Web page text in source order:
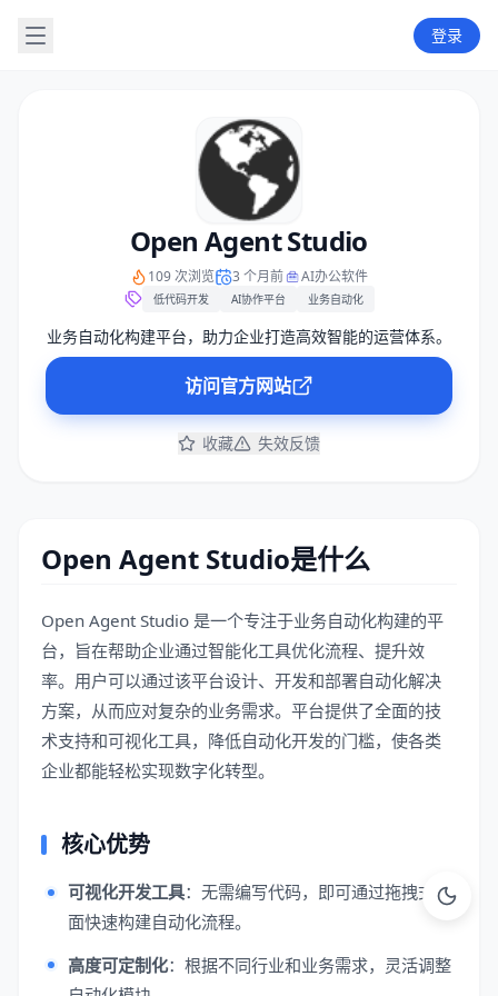
登录
Open Agent Studio
109 次浏览 3 个月前 AI办公软件
低代码开发 AI协作平台 业务自动化
业务自动化构建平台，助力企业打造高效智能的运营体系。
访问官方网站
收藏 失效反馈
Open Agent Studio是什么
Open Agent Studio 是一个专注于业务自动化构建的平
台，旨在帮助企业通过智能化工具优化流程、提升效
率。用户可以通过该平台设计、开发和部署自动化解决
方案，从而应对复杂的业务需求。平台提供了全面的技
术支持和可视化工具，降低自动化开发的门槛，使各类
企业都能轻松实现数字化转型。
核心优势
可视化开发工具：无需编写代码，即可通过拖拽式界
面快速构建自动化流程。
高度可定制化：根据不同行业和业务需求，灵活调整